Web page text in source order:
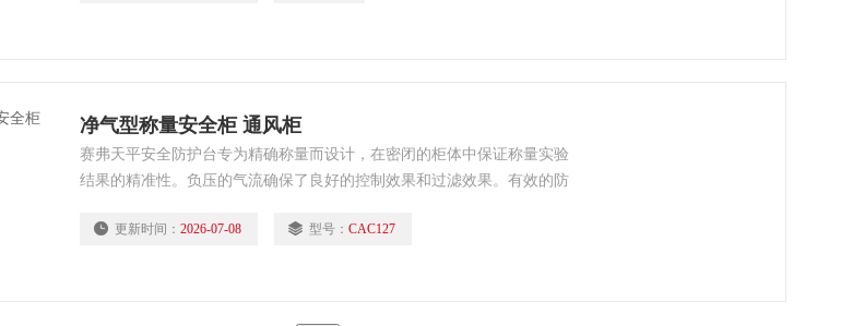
净气型称量安全柜 通风柜
赛弗天平安全防护台专为精确称量而设计，在密闭的柜体中保证称量实验
结果的精准性。负压的气流确保了良好的控制效果和过滤效果。有效的防
更新时间： 2026-07-08 型号： CAC127